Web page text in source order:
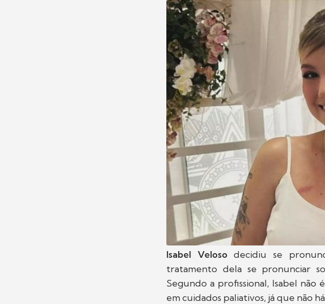
Isabel Velosodecidiu se
tratamento dela se pronunciar
Segundo a profissional, Isabel não
em cuidados paliativos, já que não